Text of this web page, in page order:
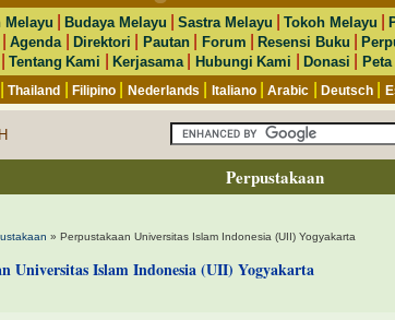
Melayu |Budaya Melayu |Sastra Melayu |Tokoh Melayu |
|Agenda |Direktori Pautan| Forum |Resensi Buku |
|Tentang Kami |Kerjasama Hubungi Kami Donasi
|Thailand |Filipino Nederlands Italiano|Arabic Deutsch|
Perpustakaan
» Perpustakaan Universitas Islam Indonesia (UII) Yogyakarta
Universitas Islam Indonesia (UII) Yogyakarta